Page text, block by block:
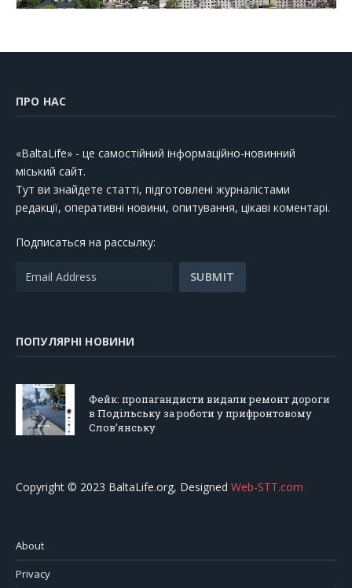
ПРО НАС
«BaltaLife» - це самостійний інформаційно-новинний
міський сайт.
Тут ви знайдете статті, підготовлені журналістами
редакції, оперативні новини, опитування, цікаві коментарі.
Подписаться на рассылку:
ПОПУЛЯРНІ НОВИНИ
Фейк: пропагандисти видали ремонт дороги
в Подільську за роботи у прифронтовому
Слов’янську
Copyright © 2023 BaltaLife.org, Designed Web-STT.com
About
Privacy